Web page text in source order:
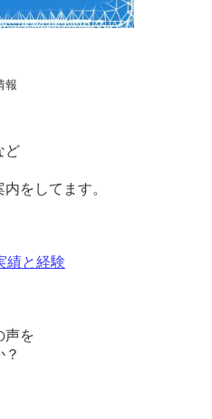
報
ど
をしてます。
績と経験
声を